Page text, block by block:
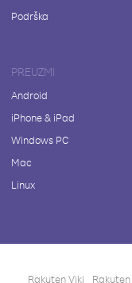
Podrška
PREUZMI
Android
iPhone & iPad
Windows PC
Mac
Linux
Rakuten Viki